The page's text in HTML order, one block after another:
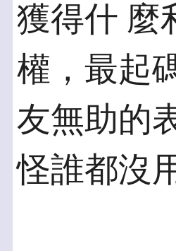
獲得什 麼
權，最起
友無助的
怪誰都沒